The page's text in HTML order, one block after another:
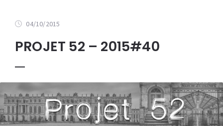
04/10/2015
PROJET 52 – 2015#40